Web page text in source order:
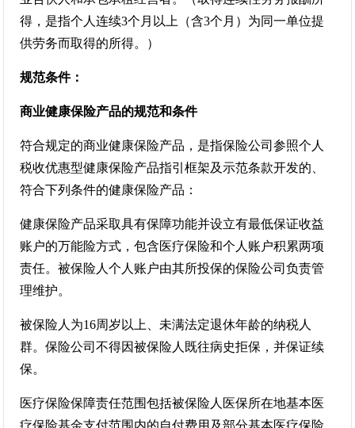
得，是指个人连续3个月以上（含3个月）为同一单位提
供劳务而取得的所得。）
规范条件：
商业健康保险产品的规范和条件
符合规定的商业健康保险产品，是指保险公司参照个人
税收优惠型健康保险产品指引框架及示范条款开发的、
符合下列条件的健康保险产品：
健康保险产品采取具有保障功能并设立有最低保证收益
账户的万能险方式，包含医疗保险和个人账户积累两项
责任。被保险人个人账户由其所投保的保险公司负责管
理维护。
被保险人为16周岁以上、未满法定退休年龄的纳税人
群。保险公司不得因被保险人既往病史拒保，并保证续
保。
医疗保险保障责任范围包括被保险人医保所在地基本医
疗保险基金支付范围内的自付费用及部分基本医疗保险